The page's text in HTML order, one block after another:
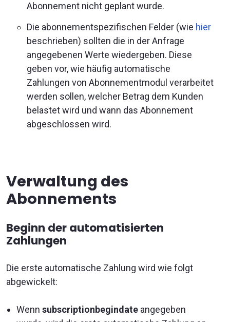
Abonnement nicht geplant wurde.
Die abonnementspezifischen Felder (wie hier
beschrieben) sollten die in der Anfrage
angegebenen Werte wiedergeben. Diese
geben vor, wie häufig automatische
Zahlungen von Abonnementmodul verarbeitet
werden sollen, welcher Betrag dem Kunden
belastet wird und wann das Abonnement
abgeschlossen wird.
Verwaltung des
Abonnements
Beginn der automatisierten
Zahlungen
Die erste automatische Zahlung wird wie folgt
abgewickelt:
Wenn subscriptionbegindate angegeben